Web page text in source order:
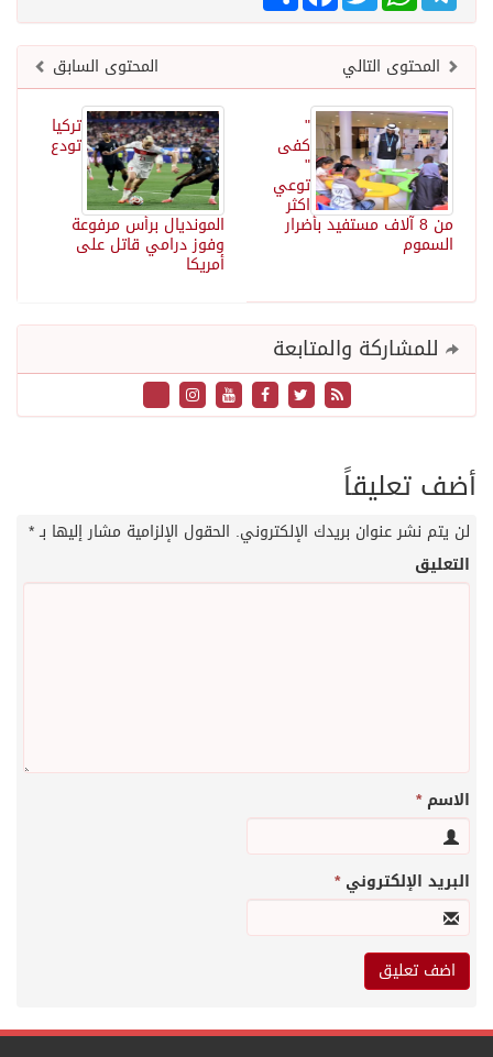
المحتوى السابق
المحتوى التالي
تركيا
تودع
المونديال برأس مرفوعة
وفوز درامي قاتل على
أمريكا
"
كفى
"
توعي
اكثر
من 8 آلاف مستفيد بأضرار
السموم
للمشاركة والمتابعة
أضف تعليقاً
لن يتم نشر عنوان بريدك الإلكتروني. الحقول الإلزامية مشار إليها بـ*
التعليق
الاسم*
البريد الإلكتروني*